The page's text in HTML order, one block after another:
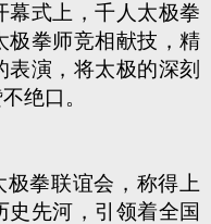
幕式上，千人太极拳
极拳师竞相献技，精
演，将太极的深刻
绝口。
极拳联谊会，称得上
史先河，引领着全国